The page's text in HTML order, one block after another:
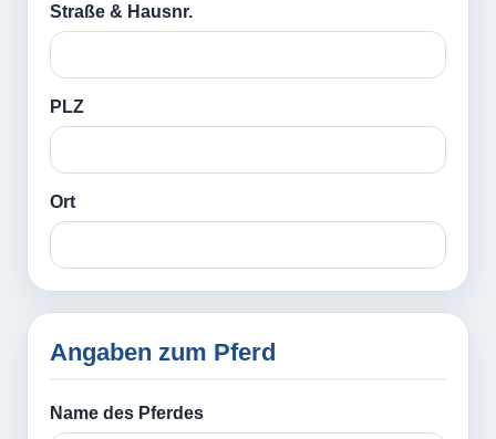
Straße & Hausnr.
PLZ
Ort
Angaben zum Pferd
Name des Pferdes